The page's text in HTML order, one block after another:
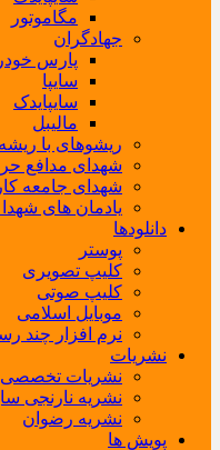
مگاموتور
جهادگران
پارس
سایپا
سایپایدک
مالیبل
ریشوهای با ریشه
شهدای مدافع
شهدای جامعه
یادمان های
دانلودها
پوستر
کلیپ تصویری
کلیپ صوتی
موبایل اسلامی
نرم افزار چند
نشریات
نشریات تخصصی
نشریه نارنجی
نشریه رضوان
پویش ها